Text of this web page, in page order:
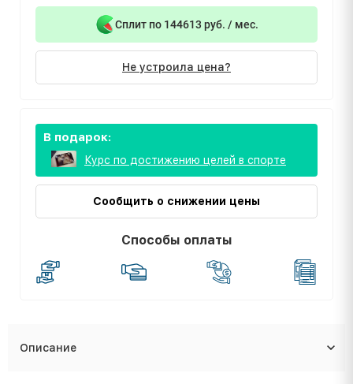
Сплит по 144613 руб. / мес.
Не устроила цена?
В подарок:
Курс по достижению целей в спорте
Сообщить о снижении цены
Способы оплаты
Описание